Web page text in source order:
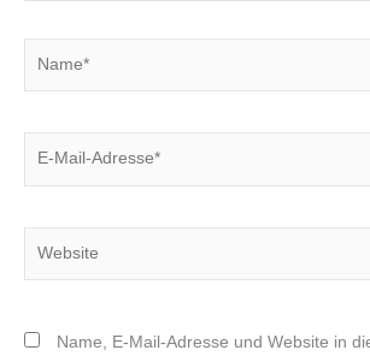
Name, E-Mail-Adresse und Website in